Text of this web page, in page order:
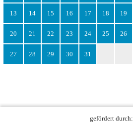
13 14 15 16 17 18 19
20 21 22 23 24 25 26
27 28 29 30 31
gefördert durch: